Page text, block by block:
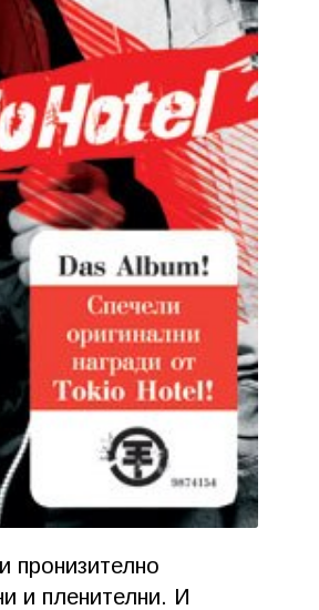
пронизително
и пленителни. И